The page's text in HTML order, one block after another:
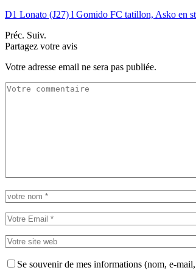
D1 Lonato (J27) l Gomido FC tatillon, Asko en
Préc. Suiv.
Partagez votre avis
Votre adresse email ne sera pas publiée.
Se souvenir de mes informations (nom, e-